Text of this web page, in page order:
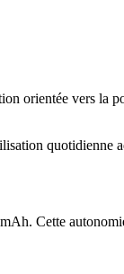
orientée vers
quotidienne
Cette